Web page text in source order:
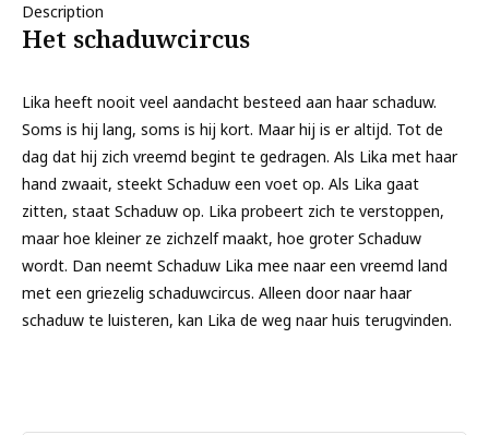
Description
Het schaduwcircus
Lika heeft nooit veel aandacht besteed aan haar schaduw.
Soms is hij lang, soms is hij kort. Maar hij is er altijd. Tot de
dag dat hij zich vreemd begint te gedragen. Als Lika met haar
hand zwaait, steekt Schaduw een voet op. Als Lika gaat
zitten, staat Schaduw op. Lika probeert zich te verstoppen,
maar hoe kleiner ze zichzelf maakt, hoe groter Schaduw
wordt. Dan neemt Schaduw Lika mee naar een vreemd land
met een griezelig schaduwcircus. Alleen door naar haar
schaduw te luisteren, kan Lika de weg naar huis terugvinden.